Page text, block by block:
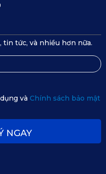
tức, và nhiều hơn nữa.
và Chính sách bảo mật
NGAY